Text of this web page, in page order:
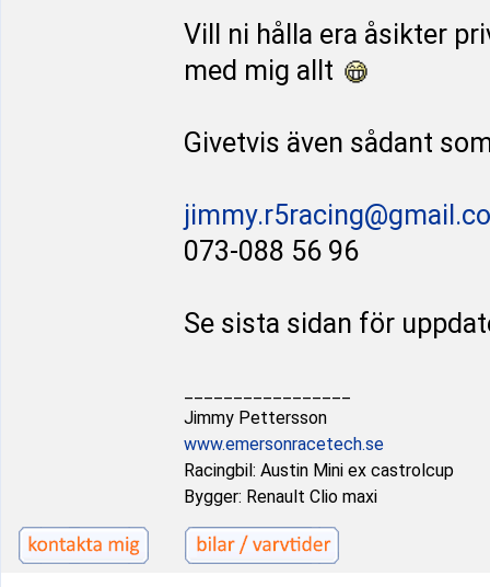
Vill ni hålla era åsikter
med mig allt
Givetvis även sådant
073-088 56 96
Se sista sidan för
Jimmy Pettersson
www.emersonracetech.se
Racingbil: Austin Mini ex castrolcup
Bygger: Renault Clio maxi